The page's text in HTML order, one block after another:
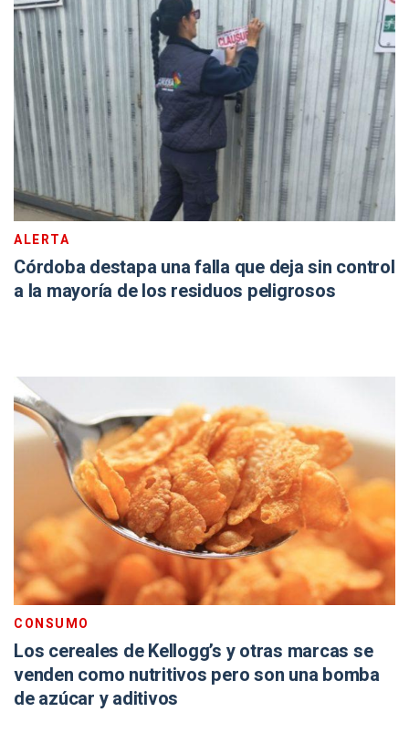
ALERTA
Córdoba destapa una falla que deja sin control
a la mayoría de los residuos peligrosos
CONSUMO
Los cereales de Kellogg’s y otras marcas se
venden como nutritivos pero son una bomba
de azúcar y aditivos